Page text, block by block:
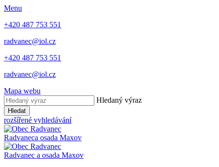
Menu
+420 487 753 551
radvanec@iol.cz
+420 487 753 551
radvanec@iol.cz
Mapa webu
Hledaný výraz
Hledat
rozšířené vyhledávání
Radvaneca osada Maxov
Radvanec a osada Maxov